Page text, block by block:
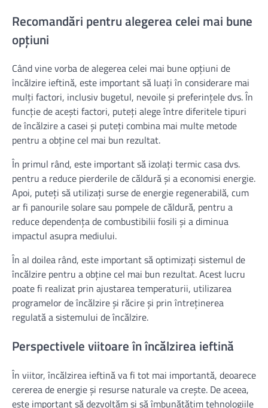
Recomandări pentru alegerea celei mai bune
opțiuni
Când vine vorba de alegerea celei mai bune opțiuni de
încălzire ieftină, este important să luați în considerare mai
mulți factori, inclusiv bugetul, nevoile și preferințele dvs. În
funcție de acești factori, puteți alege între diferitele tipuri
de încălzire a casei și puteți combina mai multe metode
pentru a obține cel mai bun rezultat.
În primul rând, este important să izolați termic casa dvs.
pentru a reduce pierderile de căldură și a economisi energie.
Apoi, puteți să utilizați surse de energie regenerabilă, cum
ar fi panourile solare sau pompele de căldură, pentru a
reduce dependența de combustibilii fosili și a diminua
impactul asupra mediului.
În al doilea rând, este important să optimizați sistemul de
încălzire pentru a obține cel mai bun rezultat. Acest lucru
poate fi realizat prin ajustarea temperaturii, utilizarea
programelor de încălzire și răcire și prin întreținerea
regulată a sistemului de încălzire.
Perspectivele viitoare în încălzirea ieftină
În viitor, încălzirea ieftină va fi tot mai importantă, deoarece
cererea de energie și resurse naturale va crește. De aceea,
este important să dezvoltăm și să îmbunătățim tehnologiile